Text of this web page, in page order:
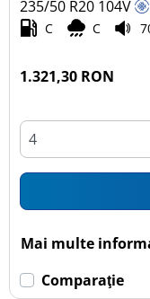
235/50 R20 104V
C C
1.321,30 RON
Mai multe
Comparaţie